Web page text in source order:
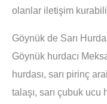
olanlar iletişim
Göynük de Sarı
Göynük hurdacı
hurdası, sarı pirinç
talaşı, sarı çubuk ucu